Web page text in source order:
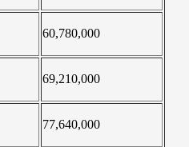
60,780,000
69,210,000
77,640,000